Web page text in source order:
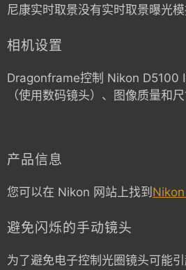
尼康实时取景没有实时取景曝光模
相机设置
Dragonframe控制 Nikon D5100
（使用数码镜头）、图像质量和尺
产品信息
您可以在 Nikon 网站上找到
避免闪烁的手动镜头
为了避免电子控制光圈镜头可能